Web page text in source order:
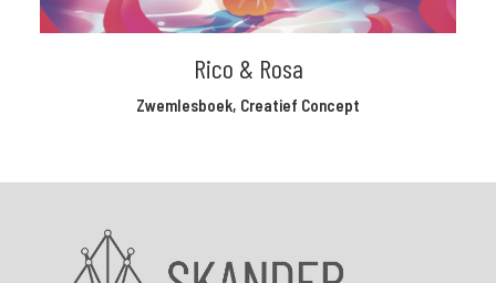
Rico & Rosa
Zwemlesboek, Creatief Concept